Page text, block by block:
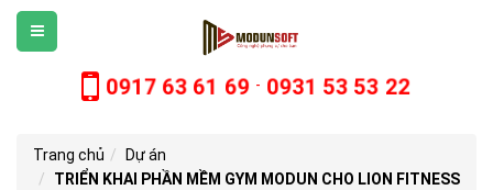
0917 63 61 69 - 0931 53 53 22
Trang chủ
Dự án
TRIỂN KHAI PHẦN MỀM GYM MODUN CHO LION FITNESS